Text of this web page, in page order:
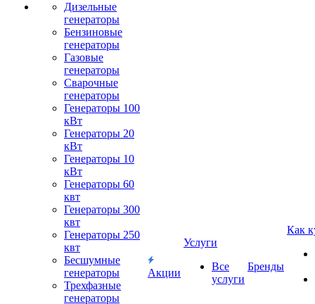
Дизельные
генераторы
Бензиновые
генераторы
Газовые
генераторы
Сварочные
генераторы
Генераторы 100
кВт
Генераторы 20
кВт
Генераторы 10
кВт
Генераторы 60
квт
Генераторы 300
квт
Генераторы 250
квт
Бесшумные
генераторы
Трехфазные
генераторы
Акции
Услуги
Все
услуги
Бренды
Как